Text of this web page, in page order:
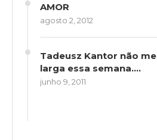
AMOR
agosto 2, 2012
Tadeusz Kantor não me
larga essa semana….
junho 9, 2011